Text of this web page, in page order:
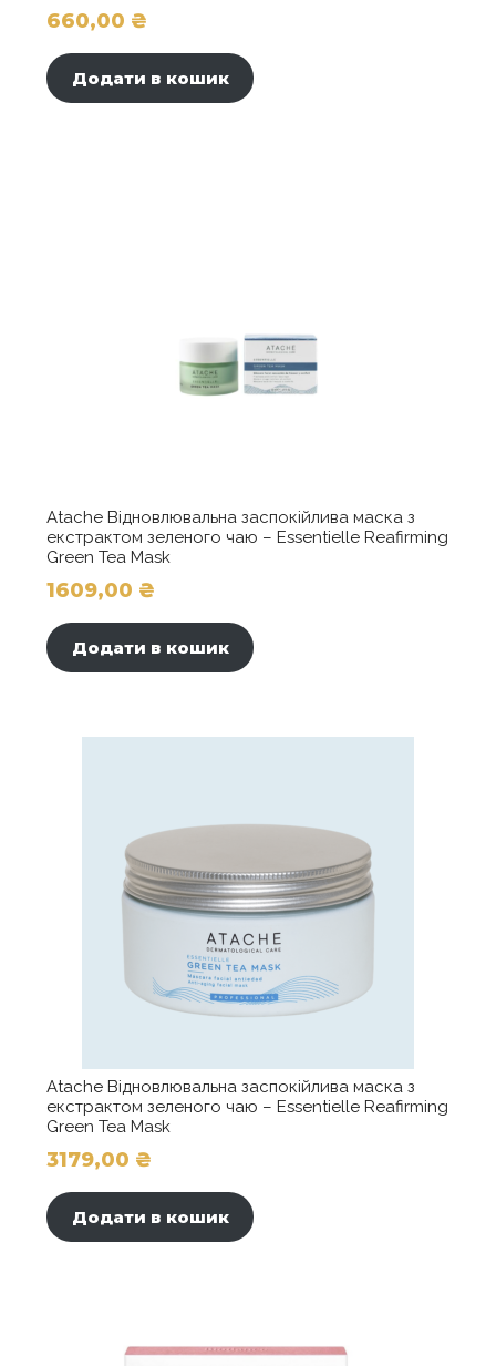
660,00 ₴
Додати в кошик
Atache Відновлювальна заспокійлива маска з
екстрактом зеленого чаю – Essentielle Reafirming
Green Tea Mask
1609,00 ₴
Додати в кошик
Atache Відновлювальна заспокійлива маска з
екстрактом зеленого чаю – Essentielle Reafirming
Green Tea Mask
3179,00 ₴
Додати в кошик